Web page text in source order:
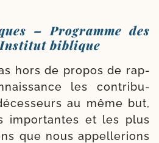
– Programme des
biblique
hors de pro­pos de rap­
les contri­bu­
au même but,
impor­tantes et les plus
que nous appel­lerions